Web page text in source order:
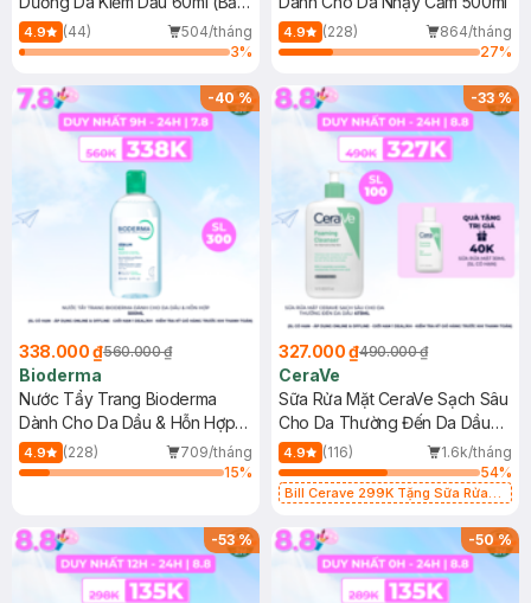
Mới)
4.9 (44)
504/tháng
3%
4.9 (228)
864/tháng
27%
-40%
338.000 ₫560.000 ₫
Bioderma
Nước Tẩy Trang Bioderma
Dành Cho Da Dầu & Hỗn Hợp
500ml
4.9 (228)
709/tháng
15%
-33%
327.000 ₫490.000 ₫
CeraVe
Sữa Rửa Mặt CeraVe Sạch Sâu
Cho Da Thường Đến Da Dầu
473ml
4.9 (116)
1.6k/tháng
54%
Bill Cerave 299K Tặng Sữa Rửa
-53% -50%